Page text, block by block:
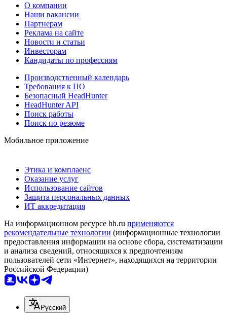
О компании
Наши вакансии
Партнерам
Реклама на сайте
Новости и статьи
Инвесторам
Кандидаты по профессиям
Производственный календарь
Требования к ПО
Безопасный HeadHunter
HeadHunter API
Поиск работы
Поиск по резюме
Мобильное приложение
Этика и комплаенс
Оказание услуг
Использование сайтов
Защита персональных данных
ИТ аккредитация
На информационном ресурсе hh.ru применяются
рекомендательные технологии (информационные технологии
предоставления информации на основе сбора, систематизации
и анализа сведений, относящихся к предпочтениям
пользователей сети «Интернет», находящихся на территории
Российской Федерации)
Русский